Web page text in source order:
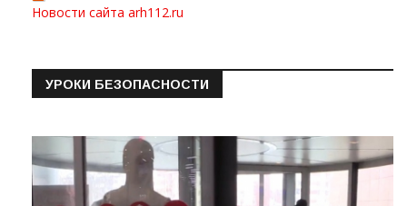
Новости сайта arh112.ru
УРОКИ БЕЗОПАСНОСТИ